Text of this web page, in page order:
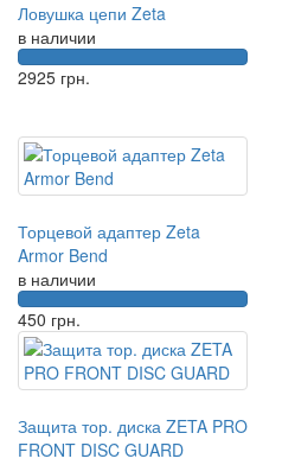
Ловушка цепи Zeta
в наличии
2925 грн.
Торцевой адаптер Zeta
Armor Bend
в наличии
450 грн.
Защита тор. диска ZETA PRO
FRONT DISC GUARD